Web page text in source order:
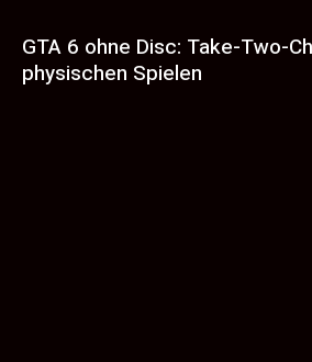
GTA 6 ohne Disc: Take-Two-
physischen Spielen